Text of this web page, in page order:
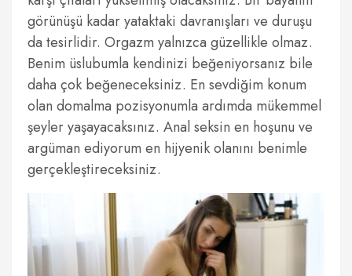
görünüşü kadar yataktaki davranışları ve duruşu
da tesirlidir. Orgazm yalnızca güzellikle olmaz.
Benim üslubumla kendinizi beğeniyorsanız bile
daha çok beğeneceksiniz. En sevdiğim konum
olan domalma pozisyonumla ardımda mükemmel
şeyler yaşayacaksınız. Anal seksin en hoşunu ve
argüman ediyorum en hijyenik olanını benimle
gerçekleştireceksiniz.